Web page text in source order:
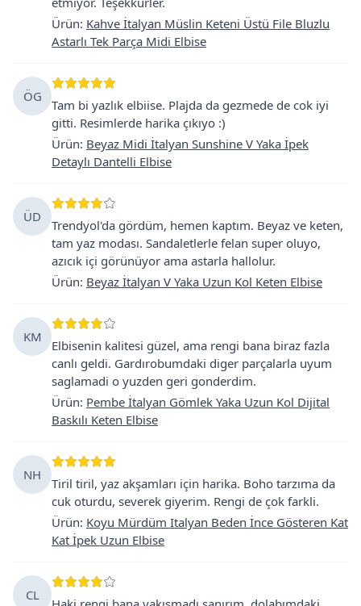
Ürün: Kahve İtalyan Müslin Keteni Üstü File Bluzlu
Astarlı Tek Parça Midi Elbise
ÖG
Tam bi yazlık elbiise. Plajda da gezmede de cok iyi
gitti. Resimlerde harika çıkıyo :)
Ürün: Beyaz Midi İtalyan Sunshine V Yaka İpek
Detaylı Dantelli Elbise
ÜD
Trendyol'da gördüm, hemen kaptım. Beyaz ve keten,
tam yaz modası. Sandaletlerle felan super oluyo,
azıcık içi görünüyor ama astarla hallolur.
Ürün: Beyaz İtalyan V Yaka Uzun Kol Keten Elbise
KM
Elbisenin kalitesi güzel, ama rengi bana biraz fazla
canlı geldi. Gardırobumdaki diger parçalarla uyum
saglamadi o yuzden geri gonderdim.
Ürün: Pembe İtalyan Gömlek Yaka Uzun Kol Dijital
Baskılı Keten Elbise
NH
Tiril tiril, yaz akşamları için harika. Boho tarzıma da
cuk oturdu, severek giyerim. Rengi de çok farkli.
Ürün: Koyu Mürdüm Italyan Beden İnce Gösteren Kat
Kat İpek Uzun Elbise
CL